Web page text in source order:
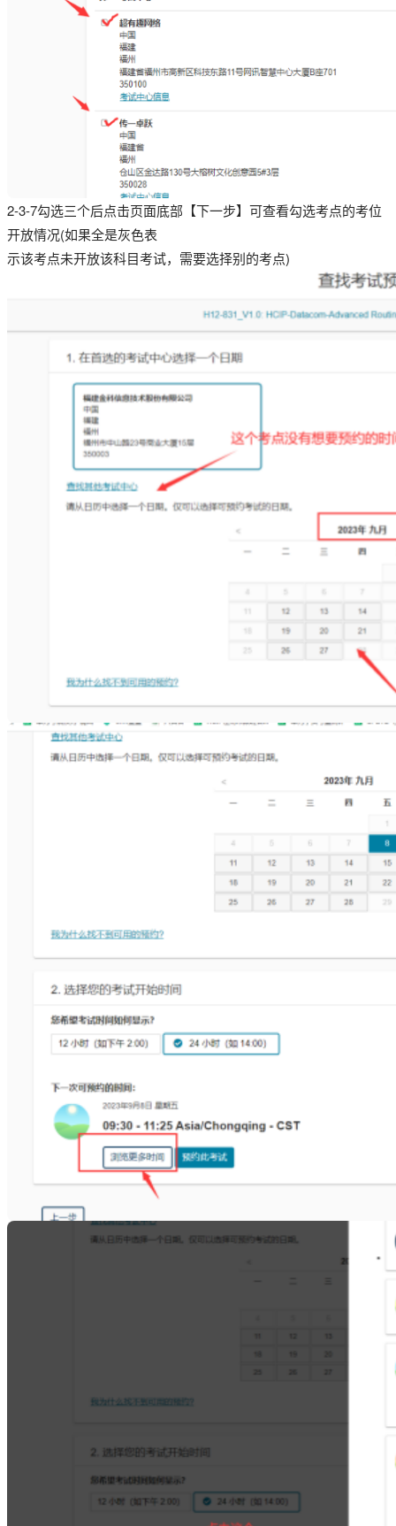
2-3-7勾选三个后点击页面底部【下一步】可查看勾选考点的考位
开放情况(如果全是灰色表
示该考点未开放该科目考试，需要选择别的考点)